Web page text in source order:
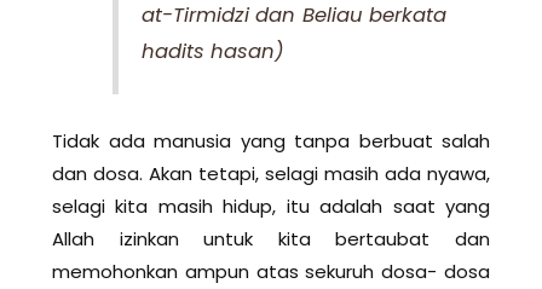
at-Tirmidzi dan Beliau berkata
hadits hasan)
Tidak ada manusia yang tanpa berbuat salah
dan dosa. Akan tetapi, selagi masih ada nyawa,
selagi kita masih hidup, itu adalah saat yang
Allah izinkan untuk kita bertaubat dan
memohonkan ampun atas sekuruh dosa- dosa